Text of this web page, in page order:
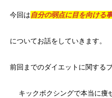
出張 講演 セミナー
ング
痩せますか？｜元日本王者
で答えます
今回は自分の弱点に目を向ける
についてお話をしていきます。
前回までのダイエットに関する
キックボクシングで本当に痩